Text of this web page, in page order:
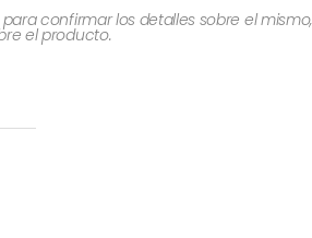
confirmar los detalles sobre el
el producto.